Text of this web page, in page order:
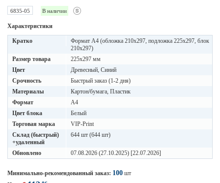
6835-05 В наличии
Характеристики
Кратко
Формат А4 (обложка 210х297, подложка 225х297, блок
210х297)
Размер товара
225x297 мм
Цвет
Древесный, Синий
Срочность
Быстрый заказ (1-2 дня)
Материалы
Картон/бумага, Пластик
Формат
A4
Цвет блока
Белый
Торговая марка
VIP-Print
Склад (быстрый)
+удаленный
644 шт (644 шт)
Обновлено 07.08.2026 (27.10.2025) [22.07.2026]
Минимально-рекомендованный заказ: 100 шт